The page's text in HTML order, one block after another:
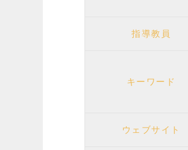
指導教員
キーワード
ウェブサイト